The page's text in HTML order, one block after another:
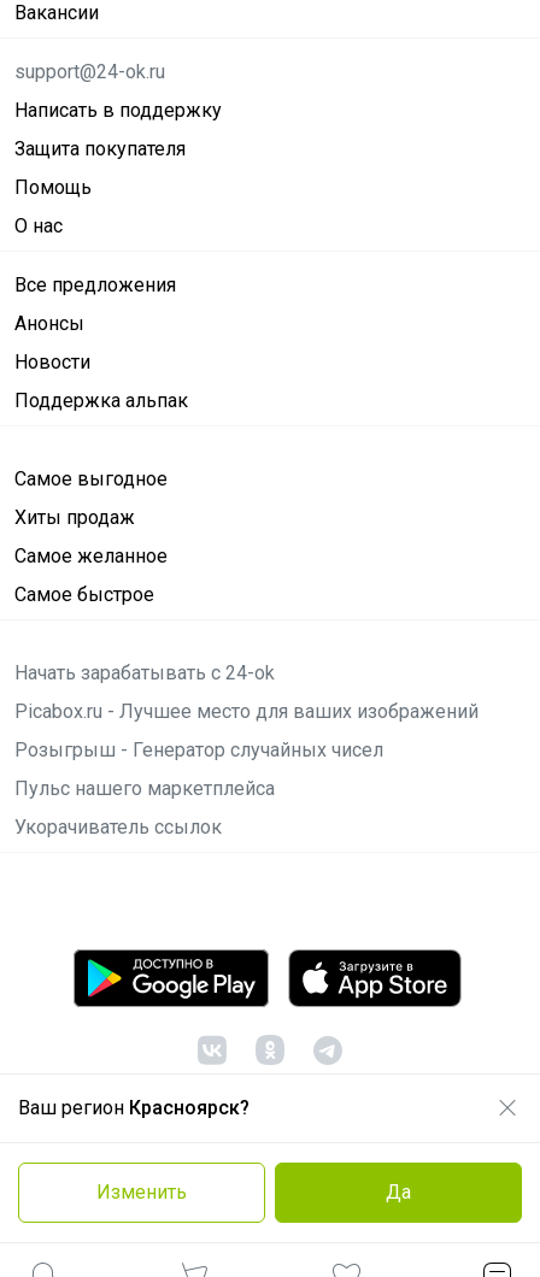
Ваш регион Красноярск?
Изменить Да
Вакансии
support@24-ok.ru
Написать в поддержку
Защита покупателя
Помощь
О нас
Все предложения
Анонсы
Новости
Поддержка альпак
Самое выгодное
Хиты продаж
Самое желанное
Самое быстрое
Начать зарабатывать с 24-ok
Picabox.ru - Лучшее место для ваших изображений
Розыгрыш - Генератор случайных чисел
Пульс нашего маркетплейса
Укорачиватель ссылок
© ООО "Лявита", ОГРН 1122468054070, 2012 -2026
Политика конфиденциальности
Cоглашение пользователя